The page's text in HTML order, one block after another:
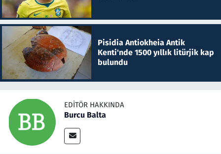
Pisidia Antiokheia Antik
Kenti'nde 1500 yıllık litürjik kap
bulundu
EDITÖR HAKKINDA
Burcu Balta